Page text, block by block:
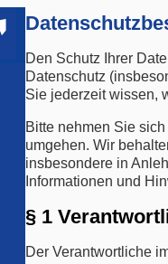
Den Schutz Ihrer
Datenschutz
Sie jederzeit wissen,
Bitte nehmen Sie
umgehen. Wir
insbesondere in
Informationen und
§ 1
Der Verantwortliche